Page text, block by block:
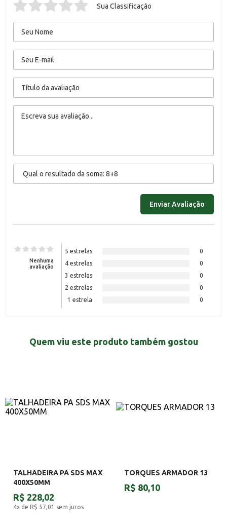
Sua Classificação
Nenhuma
avaliação
5 estrelas
0
4 estrelas
0
3 estrelas
0
2 estrelas
0
1 estrela
0
Quem viu este produto também gostou
TALHADEIRA PA SDS MAX
400X50MM
R$ 228,02
4x de R$ 57,01 sem juros
TORQUES ARMADOR 13
R$ 80,10